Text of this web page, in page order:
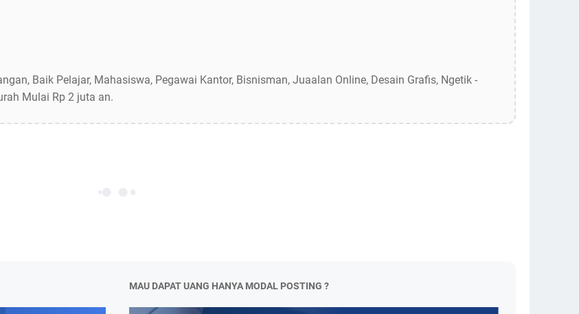
Baik Pelajar, Mahasiswa, Pegawai Kantor, Bisnisman, Juaalan Online, Desain Grafis, Ngetik -
Mulai Rp 2 juta an.
MAU DAPAT UANG HANYA MODAL POSTING ?